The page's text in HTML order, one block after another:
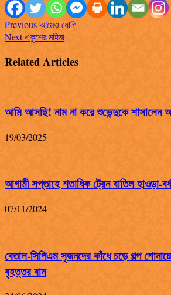
Previousআমেও যোগি
Nextএকুশের মহিমা
Related Articles
আমি আসছি! নাম না করে শুভেন্দুকে শাসালেন
19/03/2025
আগামী সপ্তাহে শতাধিক ট্রেন বাতিল হাওড়া-
07/11/2024
বেতাল-সিপিএম সৃজনদের কাঁধে চড়ে গল্প
বৃহত্তর বাম